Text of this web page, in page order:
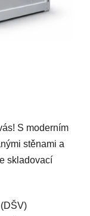
S moderním
stěnami a
skladovací